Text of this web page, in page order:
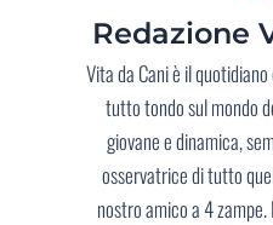
Redazione
Vita da Cani è il
tutto tondo sul mondo
giovane e dinamica,
osservatrice di tutto
nostro amico a 4